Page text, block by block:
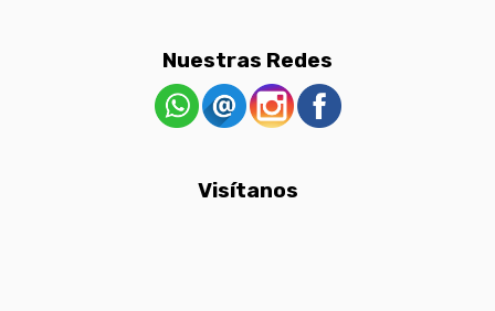
Nuestras Redes
Visítanos